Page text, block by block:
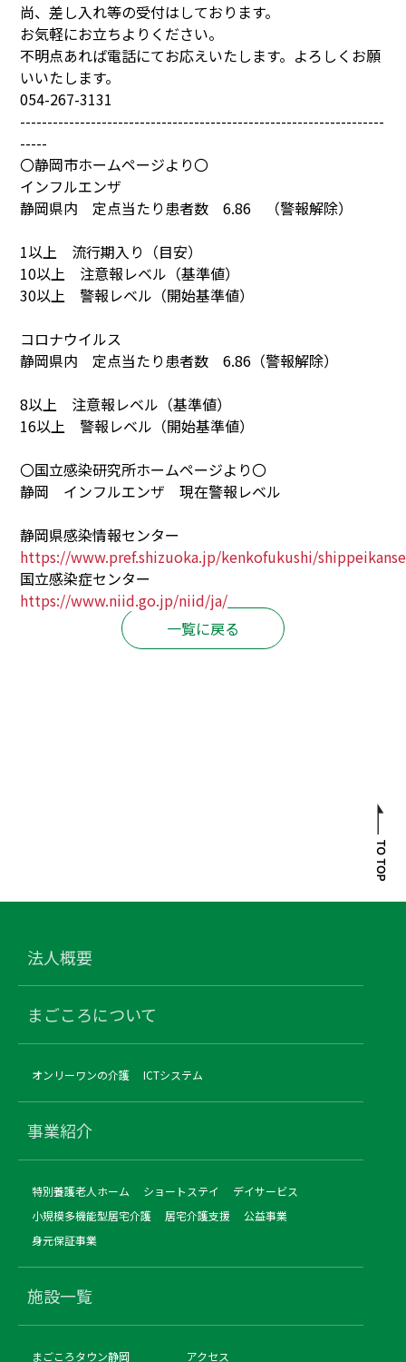
尚、差し入れ等の受付はしております。
お気軽にお立ちよりください。
不明点あれば電話にてお応えいたします。よろしくお願
いいたします。
054-267-3131
-------------------------------------------------------------------
-----
〇静岡市ホームページより〇
インフルエンザ
静岡県内 定点当たり患者数 6.86 （警報解除）
1以上 流行期入り（目安）
10以上 注意報レベル（基準値）
30以上 警報レベル（開始基準値）
コロナウイルス
静岡県内 定点当たり患者数 6.86（警報解除）
8以上 注意報レベル（基準値）
16以上 警報レベル（開始基準値）
〇国立感染研究所ホームページより〇
静岡 インフルエンザ 現在警報レベル
静岡県感染情報センター
https://www.pref.shizuoka.jp/kenkofukushi/
国立感染症センター
https://www.niid.go.jp/niid/ja/
一覧に戻る
法人概要
まごころについて
オンリーワンの介護 ICTシステム
事業紹介
特別養護老人ホーム ショートステイ
デイサービス
小規模多機能型居宅介護
居宅介護支援
公益事業
身元保証事業
施設一覧
まごころタウン静岡 アクセス